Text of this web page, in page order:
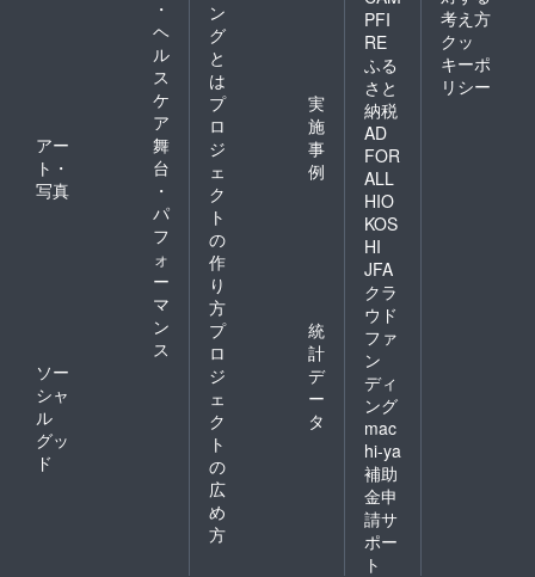
・
ヘ
ル
ス
ケ
ア
アー
ト・
写真
舞
台
・
パ
フ
ォ
ー
マ
ン
ス
ソー
シャ
ル
グッ
ド
ン
グ
と
は
プ
ロ
ジ
ェ
ク
ト
の
作
り
方
実
施
事
例
プ
ロ
ジ
ェ
ク
ト
の
広
め
方
統
計
デ
ー
タ
PFI
RE
ふる
さと
納税
AD
FOR
ALL
HIO
KOS
HI
JFA
クラ
ウド
ファ
ン
ディ
ング
mac
hi-ya
補助
金申
請サ
ポー
ト
考え方
クッ
キーポ
リシー